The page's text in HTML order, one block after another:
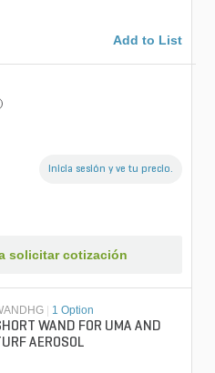
Add to List
Inicia sesión y ve tu precio.
solicitar cotización
| 1 Option
WAND FOR UMA AND
AEROSOL